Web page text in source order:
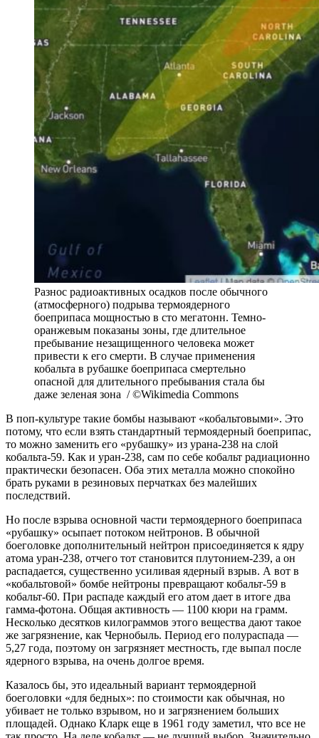
Разнос радиоактивных осадков после обычного
(атмосферного) подрыва термоядерного
боеприпаса мощностью в сто мегатонн. Темно-
оранжевым показаны зоны, где длительное
пребывание незащищенного человека может
привести к его смерти. В случае применения
кобальта в рубашке боеприпаса смертельно
опасной для длительного пребывания стала бы
даже зеленая зона / ©Wikimedia Commons
В поп-культуре такие бомбы называют «кобальтовыми». Это
потому, что если взять стандартный термоядерный боеприпас,
то можно заменить его «рубашку» из урана-238 на слой
кобальта-59. Как и уран-238, сам по себе кобальт радиационно
практически безопасен. Оба этих металла можно спокойно
брать руками в резиновых перчатках без малейших
последствий.
Но после взрыва основной части термоядерного боеприпаса
«рубашку» осыпает потоком нейтронов. В обычной
боеголовке дополнительный нейтрон присоединяется к ядру
атома уран-238, отчего тот становится плутонием-239, а он
распадается, существенно усиливая ядерный взрыв. А вот в
«кобальтовой» бомбе нейтроны превращают кобальт-59 в
кобальт-60. При распаде каждый его атом дает в итоге два
гамма-фотона. Общая активность — 1100 кюри на грамм.
Несколько десятков килограммов этого вещества дают такое
же загрязнение, как Чернобыль. Период его полураспада —
5,27 года, поэтому он загрязняет местность, где выпал после
ядерного взрыва, на очень долгое время.
Казалось бы, это идеальный вариант термоядерной
боеголовки «для бедных»: по стоимости как обычная, но
убивает не только взрывом, но и загрязнением больших
площадей. Однако Кларк еще в 1961 году заметил, что все не